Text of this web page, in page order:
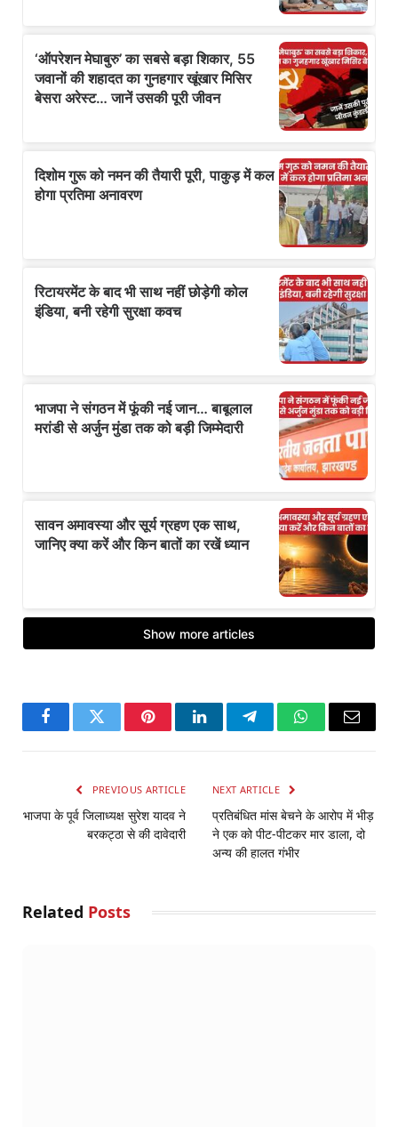
FacebookTwitter PinterestLinkedInTelegramWhatsApp
Email
PREVIOUS ARTICLE
भाजपा के पूर्व जिलाध्यक्ष सुरेश यादव ने
बरकट्ठा से की दावेदारी
NEXT ARTICLE
प्रतिबंधित मांस बेचने के आरोप में भीड़
ने एक को पीट-पीटकर मार डाला, दो
अन्य की हालत गंभीर
Related Posts